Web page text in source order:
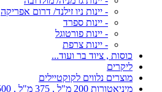
- יינות ניו זילנד/ דרום אפריקה
- יינות ספרד
- יינות פורטוגל
- יינות צרפת
כוסות , ציוד בר ועוד...
ליקרים
מוצרים נלווים לקוקטיילים
מיניאטורות 200 מ"ל , 375 מ"ל , 500 מ"ל